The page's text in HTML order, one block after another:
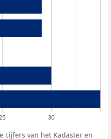
30
cijfers van het Kadaster en